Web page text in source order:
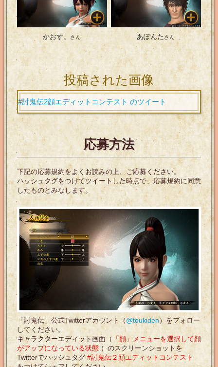
かおす。 さん あぽんたさん
投稿された画像
#討鬼伝2顔エディットコンテスト のツイート
応募方法
下記の応募規約をよくお読みの上、ご応募ください。
ハッシュタグをつけてツイートした時点で、応募規約に同意
したものとみなします。
「討鬼伝」公式Twitterアカウント（@toukiden）をフォロー
してください。
キャラクターエディット画面（ 「顔」メニューを選択して顔
がアップになっている状態）のスクリーンショットを
Twitterでハッシュタグ#討鬼伝２顔エディットコンテスト